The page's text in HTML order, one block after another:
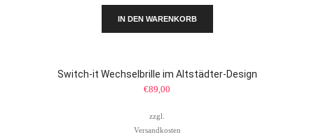
IN DEN WARENKORB
Switch-it Wechselbrille im Altstädter-Design
€89,00
zzgl.
Versandkosten